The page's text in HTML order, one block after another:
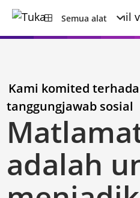
Semua alat
Kami komited
tanggungjawab sosial
adalah